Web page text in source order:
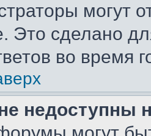
могут
Это сделано
во время
недоступны